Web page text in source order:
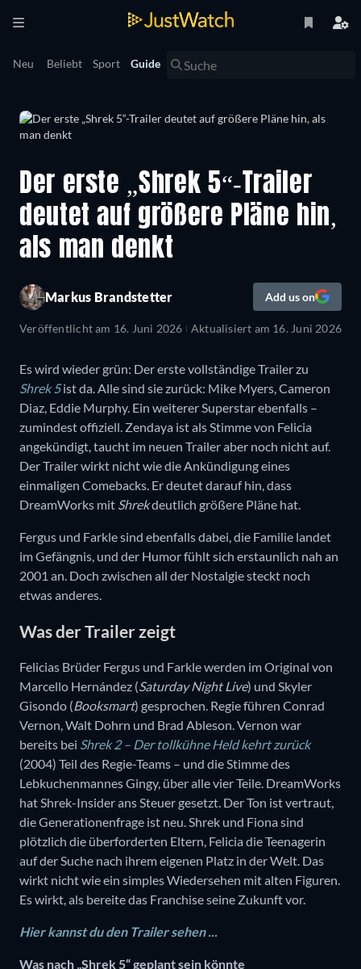
Neu Beliebt Sport Guide
Der erste „Shrek 5“-Trailer
deutet auf größere Pläne hin,
als man denkt
Markus Brandstetter Add us on
Veröffentlicht am 16. Juni 2026 Aktualisiert am 16. Juni 2026
Es wird wieder grün: Der erste vollständige Trailer zu
Shrek 5 ist da. Alle sind sie zurück: Mike Myers, Cameron
Diaz, Eddie Murphy. Ein weiterer Superstar ebenfalls –
zumindest offiziell. Zendaya ist als Stimme von Felicia
angekündigt, taucht im neuen Trailer aber noch nicht auf.
Der Trailer wirkt nicht wie die Ankündigung eines
einmaligen Comebacks. Er deutet darauf hin, dass
DreamWorks mit Shrekdeutlich größere Pläne hat.
Fergus und Farkle sind ebenfalls dabei, die Familie landet
im Gefängnis, und der Humor fühlt sich erstaunlich nah an
2001 an. Doch zwischen all der Nostalgie steckt noch
etwas anderes.
Was der Trailer zeigt
Felicias Brüder Fergus und Farkle werden im Original von
Marcello Hernández (Saturday Night Live) und Skyler
Gisondo (Booksmart) gesprochen. Regie führen Conrad
Vernon, Walt Dohrn und Brad Ableson. Vernon war
bereits bei Shrek 2 – Der tollkühne Held kehrt zurück
(2004) Teil des Regie-Teams – und die Stimme des
Lebkuchenmannes Gingy, über alle vier Teile. DreamWorks
hat Shrek-Insider ans Steuer gesetzt. Der Ton ist vertraut,
die Generationenfrage ist neu. Shrek und Fiona sind
plötzlich die überforderten Eltern, Felicia die Teenagerin
auf der Suche nach ihrem eigenen Platz in der Welt. Das
wirkt nicht wie ein simples Wiedersehen mit alten Figuren.
Es wirkt, als bereite das Franchise seine Zukunft vor.
Hier kannst du den Trailer sehen ...
Was nach „Shrek 5“ geplant sein könnte